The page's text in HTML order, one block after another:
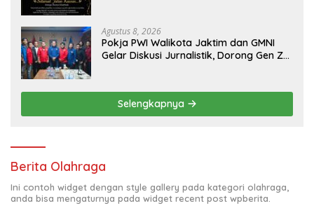
Agustus 8, 2026
Pokja PWI Walikota Jaktim dan GMNI
Gelar Diskusi Jurnalistik, Dorong Gen Z
Selengkapnya
Berita Olahraga
Ini contoh widget dengan style gallery pada kategori olahraga,
anda bisa mengaturnya pada widget recent post wpberita.